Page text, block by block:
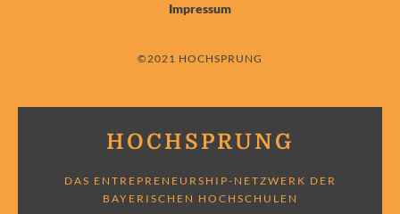
Impressum
©2021 HOCHSPRUNG
HOCHSPRUNG
DAS ENTREPRENEURSHIP-NETZWERK DER
BAYERISCHEN HOCHSCHULEN